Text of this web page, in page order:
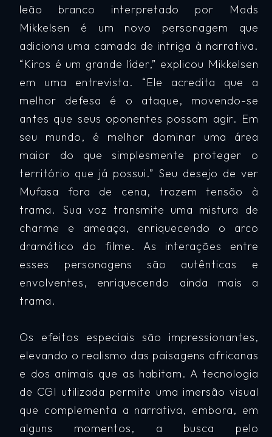
leão branco interpretado por Mads
Mikkelsen é um novo personagem que
adiciona uma camada de intriga à narrativa.
“Kiros é um grande líder,” explicou Mikkelsen
em uma entrevista. “Ele acredita que a
melhor defesa é o ataque, movendo-se
antes que seus oponentes possam agir. Em
seu mundo, é melhor dominar uma área
maior do que simplesmente proteger o
território que já possui.” Seu desejo de ver
Mufasa fora de cena, trazem tensão à
trama. Sua voz transmite uma mistura de
charme e ameaça, enriquecendo o arco
dramático do filme. As interações entre
esses personagens são autênticas e
envolventes, enriquecendo ainda mais a
trama.
Os efeitos especiais são impressionantes,
elevando o realismo das paisagens africanas
e dos animais que as habitam. A tecnologia
de CGI utilizada permite uma imersão visual
que complementa a narrativa, embora, em
alguns momentos, a busca pelo